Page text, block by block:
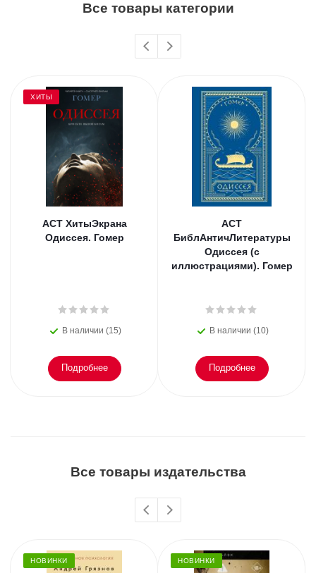
Все товары категории
ХИТЫ
АСТ ХитыЭкрана
Одиссея. Гомер
В наличии (15)
Подробнее
АСТ
БиблАнтичЛитературы
Одиссея (с
иллюстрациями). Гомер
В наличии (10)
Подробнее
Все товары издательства
НОВИНКИ НОВИНКИ